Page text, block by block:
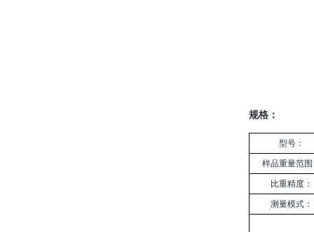
规格：
型号：
样品重量范
比重精度：
测量模式：